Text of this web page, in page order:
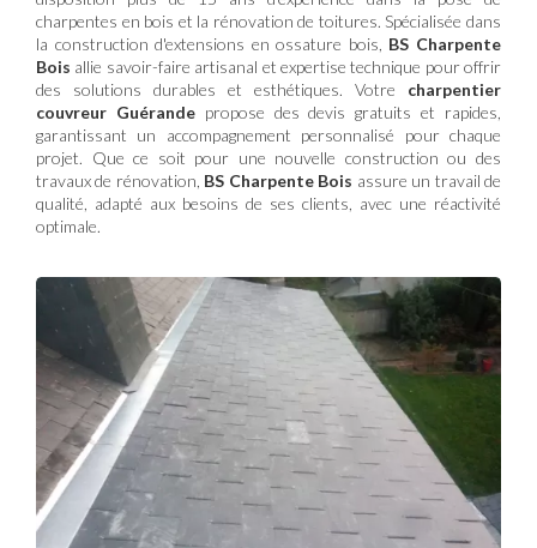
charpentes en bois et la rénovation de toitures. Spécialisée dans
la construction d'extensions en ossature bois, BS Charpente
Bois allie savoir-faire artisanal et expertise technique pour offrir
des solutions durables et esthétiques. Votre charpentier
couvreur Guérandepropose des devis gratuits et rapides,
garantissant un accompagnement personnalisé pour chaque
projet. Que ce soit pour une nouvelle construction ou des
travaux de rénovation, BS Charpente Bois assure un travail de
qualité, adapté aux besoins de ses clients, avec une réactivité
optimale.